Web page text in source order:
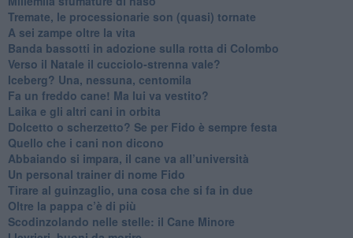
Tremate, le processionarie son (quasi) tornate
A sei zampe oltre la vita
​Banda bassotti in adozione sulla rotta di Colombo
Verso il Natale il cucciolo-strenna vale?
Iceberg? Una, nessuna, centomila
​Fa un freddo cane! Ma lui va vestito?
Laika e gli altri cani in orbita
​Dolcetto o scherzetto? Se per Fido è sempre festa
Quello che i cani non dicono
Abbaiando si impara, il cane va all’università
​Un personal trainer di nome Fido
​Tirare al guinzaglio, una cosa che si fa in due
Oltre la pappa c’è di più
​Scodinzolando nelle stelle: il Cane Minore